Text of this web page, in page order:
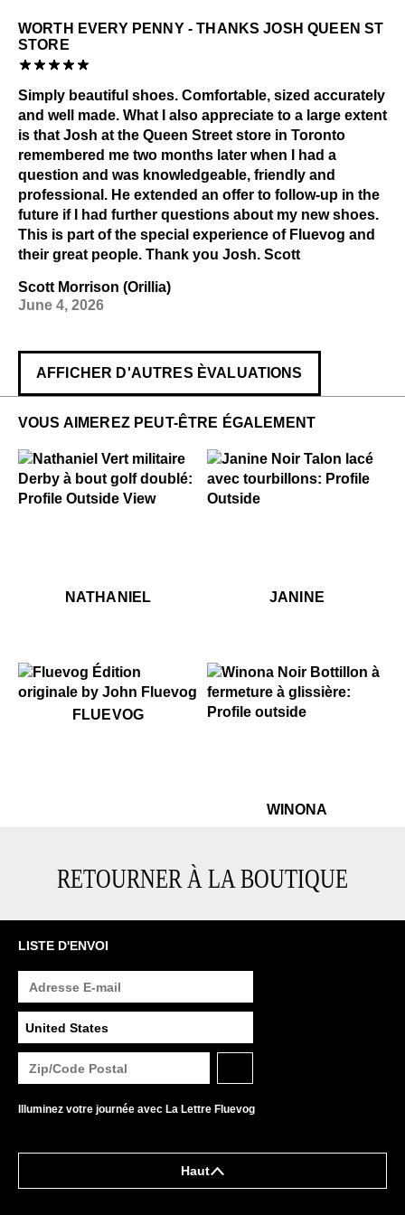
WORTH EVERY PENNY - THANKS JOSH QUEEN ST
STORE
Simply beautiful shoes. Comfortable, sized accurately
and well made. What I also appreciate to a large extent
is that Josh at the Queen Street store in Toronto
remembered me two months later when I had a
question and was knowledgeable, friendly and
professional. He extended an offer to follow-up in the
future if I had further questions about my new shoes.
This is part of the special experience of Fluevog and
their great people. Thank you Josh. Scott
Scott Morrison (Orillia)
June 4, 2026
AFFICHER D'AUTRES ÈVALUATIONS
VOUS AIMEREZ PEUT-ÊTRE ÉGALEMENT
NATHANIEL JANINE
FluevogFLUEVOG
WINONA
RETOURNER À LA BOUTIQUE
LISTE D'ENVOI
Illuminez votre journée avec La Lettre Fluevog
Haut